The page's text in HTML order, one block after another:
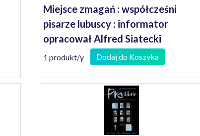
Miejsce zmagań : współcześni
pisarze lubuscy : informator
opracował Alfred Siatecki
1 produkt/y Dodaj do Koszyka